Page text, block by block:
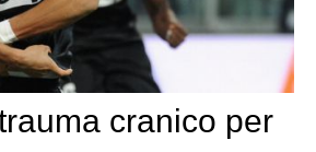
cranico per